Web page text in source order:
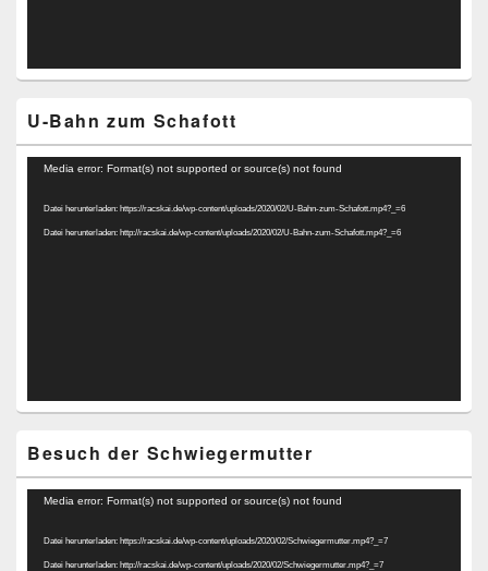
U-Bahn zum Schafott
Video-
Media error: Format(s) not supported or source(s) not found
Datei herunterladen: https://racskai.de/wp-content/uploads/2020/02/U-Bahn-zum-Schafott.mp4?_=6
Datei herunterladen: http://racskai.de/wp-content/uploads/2020/02/U-Bahn-zum-Schafott.mp4?_=6
Besuch der Schwiegermutter
Video-
Media error: Format(s) not supported or source(s) not found
Datei herunterladen: https://racskai.de/wp-content/uploads/2020/02/Schwiegermutter.mp4?_=7
Datei herunterladen: http://racskai.de/wp-content/uploads/2020/02/Schwiegermutter.mp4?_=7